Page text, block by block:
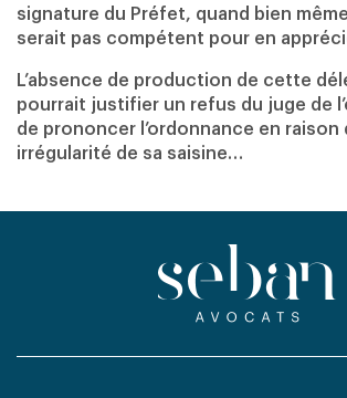
signature du Préfet, quand bien
serait pas compétent pour en
L’absence de production de cette
pourrait justifier un refus du juge de
de prononcer l’ordonnance en raison
irrégularité de sa saisine…